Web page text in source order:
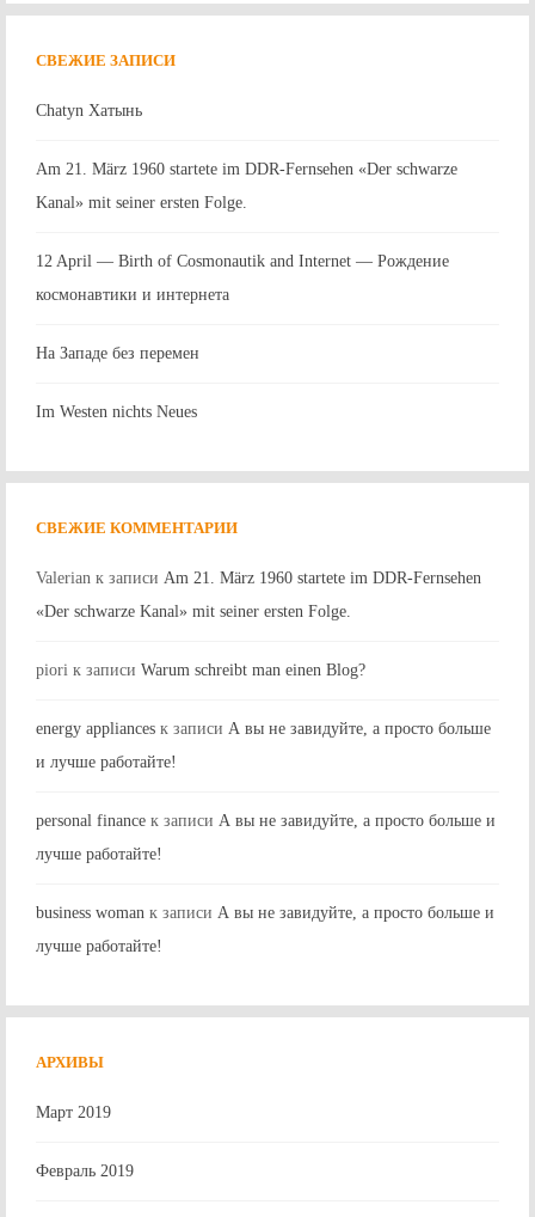
СВЕЖИЕ ЗАПИСИ
Chatyn Хатынь
Am 21. März 1960 startete im DDR-Fernsehen «Der schwarze
Kanal» mit seiner ersten Folge.
12 April — Birth of Cosmonautik and Internet — Рождение
космонавтики и интернета
На Западе без перемен
Im Westen nichts Neues
СВЕЖИЕ КОММЕНТАРИИ
Valerian к записи Am 21. März 1960 startete im DDR-Fernsehen
«Der schwarze Kanal» mit seiner ersten Folge.
piori к записи Warum schreibt man einen Blog?
energy appliances к записи А вы не завидуйте, а просто больше
и лучше работайте!
personal finance к записи А вы не завидуйте, а просто больше и
лучше работайте!
business woman к записи А вы не завидуйте, а просто больше и
лучше работайте!
АРХИВЫ
Март 2019
Февраль 2019